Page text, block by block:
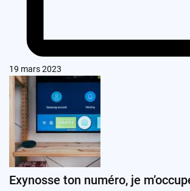
19 mars 2023
Exynosse ton numéro, je